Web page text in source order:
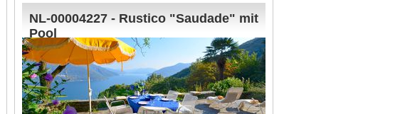
NL-00004227 - Rustico "Saudade" mit
Pool